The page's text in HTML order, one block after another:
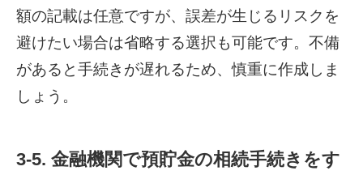
額の記載は任意ですが、誤差が生じるリスクを
避けたい場合は省略する選択も可能です。不備
があると手続きが遅れるため、慎重に作成しま
しょう。
3-5. 金融機関で預貯金の相続手続きをす